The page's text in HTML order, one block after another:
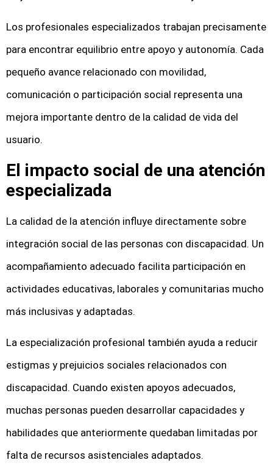
Los profesionales especializados trabajan precisamente
para encontrar equilibrio entre apoyo y autonomía. Cada
pequeño avance relacionado con movilidad,
comunicación o participación social representa una
mejora importante dentro de la calidad de vida del
usuario.
El impacto social de una atención
especializada
La calidad de la atención influye directamente sobre
integración social de las personas con discapacidad. Un
acompañamiento adecuado facilita participación en
actividades educativas, laborales y comunitarias mucho
más inclusivas y adaptadas.
La especialización profesional también ayuda a reducir
estigmas y prejuicios sociales relacionados con
discapacidad. Cuando existen apoyos adecuados,
muchas personas pueden desarrollar capacidades y
habilidades que anteriormente quedaban limitadas por
falta de recursos asistenciales adaptados.